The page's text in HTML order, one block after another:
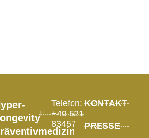
Telefon:
+49 521
83457
KONTAKT
PRESSE